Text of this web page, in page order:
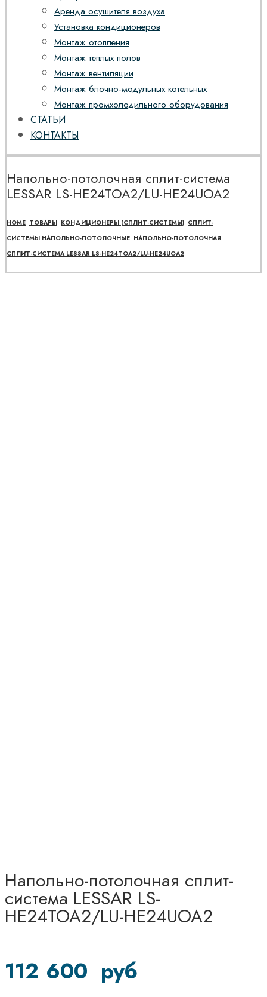
Аренда осушителя воздуха
Установка кондиционеров
Монтаж отопления
Монтаж теплых полов
Монтаж вентиляции
Монтаж блочно-модульных котельных
Монтаж промхолодильного оборудования
СТАТЬИ
КОНТАКТЫ
Напольно-потолочная сплит-система
LESSAR LS-HE24TOA2/LU-HE24UOA2
HOME ТОВАРЫ КОНДИЦИОНЕРЫ (СПЛИТ-СИСТЕМЫ) СПЛИТ-
СИСТЕМЫ НАПОЛЬНО-ПОТОЛОЧНЫЕ НАПОЛЬНО-ПОТОЛОЧНАЯ
СПЛИТ-СИСТЕМА LESSAR LS-HE24TOA2/LU-HE24UOA2
Напольно-потолочная сплит-
система LESSAR LS-
HE24TOA2/LU-HE24UOA2
112 600 руб